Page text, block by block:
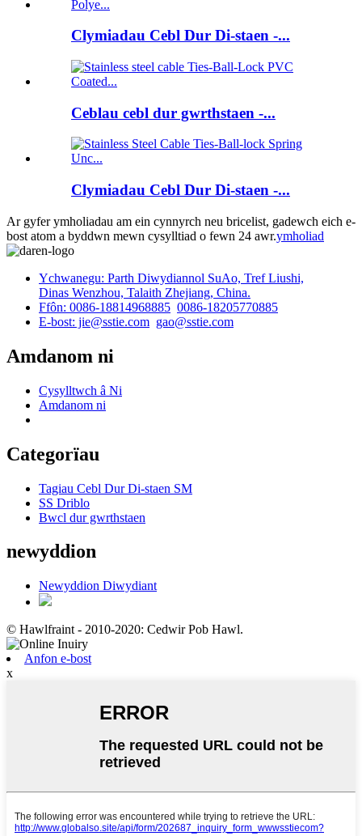
Clymiadau Cebl Dur Di-staen -...
Ceblau cebl dur gwrthstaen -...
Clymiadau Cebl Dur Di-staen -...
Ar gyfer ymholiadau am ein cynnyrch neu bricelist, gadewch eich e-
bost atom a byddwn mewn cysylltiad o fewn 24 awr.ymholiad
Ychwanegu: Parth Diwydiannol SuAo, Tref Liushi,
Dinas Wenzhou, Talaith Zhejiang, China.
Ffôn: 0086-18814968885 0086-18205770885
E-bost: jie@sstie.com gao@sstie.com
Amdanom ni
Cysylltwch â Ni
Amdanom ni
Categorïau
Tagiau Cebl Dur Di-staen SM
SS Driblo
Bwcl dur gwrthstaen
newyddion
Newyddion Diwydiant
© Hawlfraint - 2010-2020: Cedwir Pob Hawl.
Anfon e-bost
x